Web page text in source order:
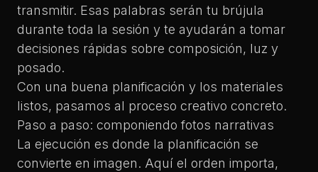
transmitir. Esas palabras serán tu brújula
durante toda la sesión y te ayudarán a tomar
decisiones rápidas sobre composición, luz y
posado.
Con una buena planificación y los materiales
listos, pasamos al proceso creativo concreto.
Paso a paso: componiendo fotos narrativas
La ejecución es donde la planificación se
convierte en imagen. Aquí el orden importa,